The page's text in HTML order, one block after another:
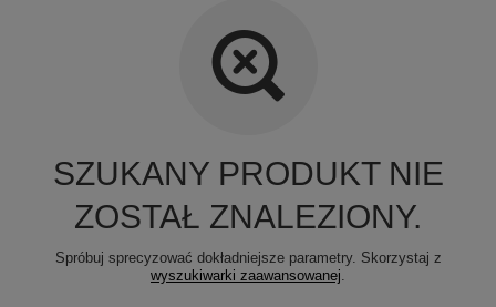
SZUKANY PRODUKT NIE
ZOSTAŁ ZNALEZIONY.
Spróbuj sprecyzować dokładniejsze parametry. Skorzystaj z
wyszukiwarki zaawansowanej.